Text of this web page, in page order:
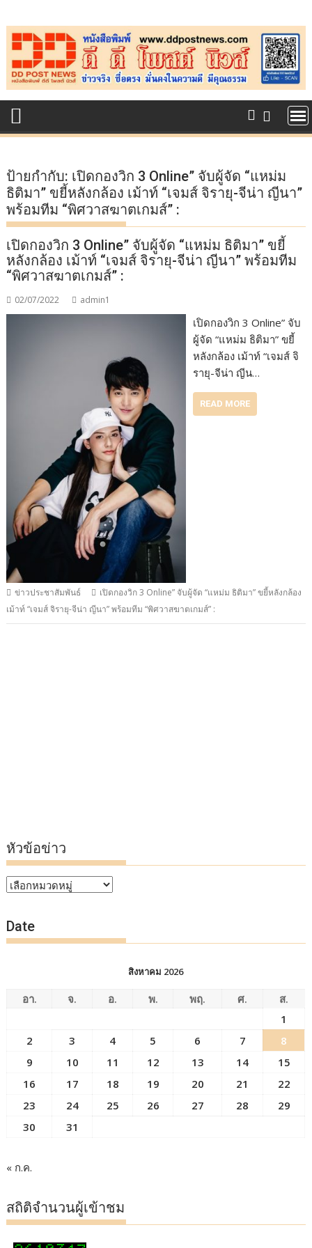
to
content
ป้ายกำกับ: เปิดกองวิก 3 Online” จับผู้จัด “แหม่ม
ธิติมา” ขยี้หลังกล้อง เม้าท์ “เจมส์ จิรายุ-จีน่า ญีนา”
พร้อมทีม “พิศวาสฆาตเกมส์” :
เปิดกองวิก 3 Online” จับผู้จัด “แหม่ม ธิติมา” ขยี้
หลังกล้อง เม้าท์ “เจมส์ จิรายุ-จีน่า ญีนา” พร้อมทีม
“พิศวาสฆาตเกมส์” :
02/07/2022 admin1
เปิดกองวิก 3 Online” จับ
ผู้จัด “แหม่ม ธิติมา” ขยี้
หลังกล้อง เม้าท์ “เจมส์ จิ
รายุ-จีน่า ญีน…
READ MORE
ข่าวประชาสัมพันธ์
เปิดกองวิก 3 Online” จับผู้จัด “แหม่ม ธิติมา” ขยี้หลังกล้อง
เม้าท์ “เจมส์ จิรายุ-จีน่า ญีนา” พร้อมทีม “พิศวาสฆาตเกมส์” :
หัวข้อข่าว
หัวข้อ
Date
สิงหาคม 2026
อา. จ. อ. พ. พฤ. ศ.
ส.
1
2
3 4 5 6 7
8
9
10 11 12 13 14
15
16
17 18 19 20 21
22
23
24 25 26 27 28
29
30
31
« ก.ค.
สถิติจำนวนผู้เข้าชม